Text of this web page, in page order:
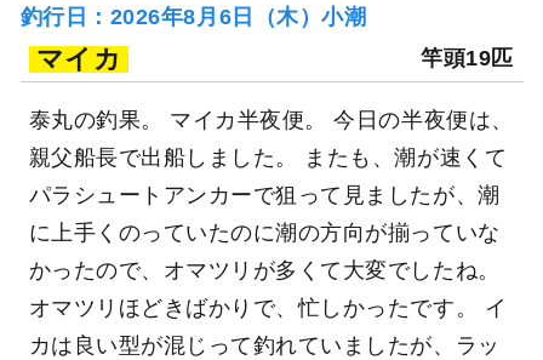
釣行日：2026年8月6日（木）小潮
マイカ 竿頭19匹
泰丸の釣果。 マイカ半夜便。 今日の半夜便は、
親父船長で出船しました。 またも、潮が速くて
パラシュートアンカーで狙って見ましたが、潮
に上手くのっていたのに潮の方向が揃っていな
かったので、オマツリが多くて大変でしたね。
オマツリほどきばかりで、忙しかったです。 イ
カは良い型が混じって釣れていましたが、ラッ